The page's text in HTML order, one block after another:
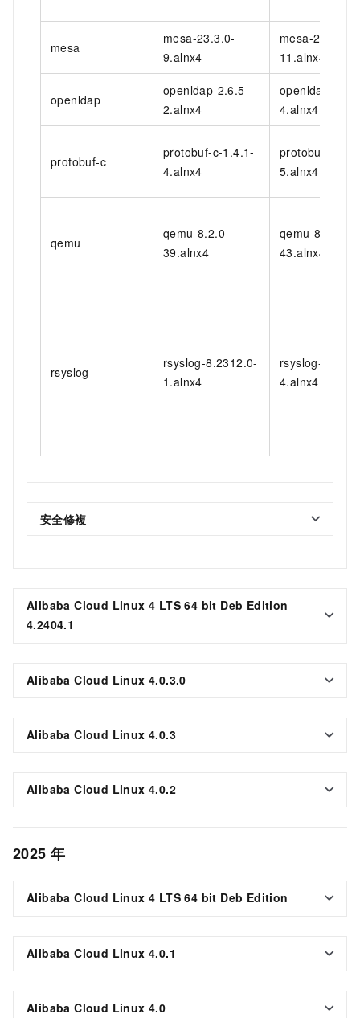
mesa
mesa-23.3.0-
9.alnx4
mesa-23.3.0-
11.alnx4
openldap
openldap-2.6.5-
2.alnx4
openldap-
4.alnx4
protobuf-c
protobuf-c-1.4.1-
4.alnx4
protobuf-c-
5.alnx4
qemu
qemu-8.2.0-
39.alnx4
qemu-8.2.0-
43.alnx4
rsyslog
rsyslog-8.2312.0-
1.alnx4
rsyslog-
4.alnx4
安全修複
Alibaba Cloud Linux 4 LTS 64 bit Deb Edition
4.2404.1
Alibaba Cloud Linux 4.0.3.0
Alibaba Cloud Linux 4.0.3
Alibaba Cloud Linux 4.0.2
2025 年
Alibaba Cloud Linux 4 LTS 64 bit Deb Edition
Alibaba Cloud Linux 4.0.1
Alibaba Cloud Linux 4.0